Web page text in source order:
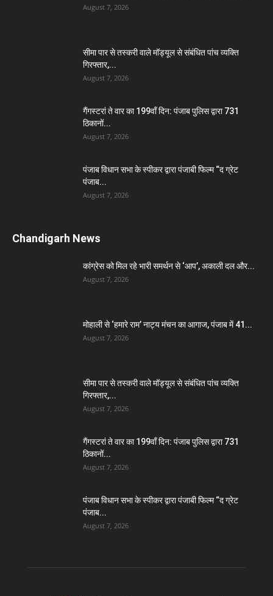
August 7, 2026
सीमा पार से तस्करी वाले मॉड्यूल से संबंधित पांच व्यक्ति
गिरफ्तार,...
August 7, 2026
गैंगस्टरां ते वार का 199वाँ दिन: पंजाब पुलिस द्वारा 731
ठिकानों...
August 7, 2026
पंजाब विधान सभा के स्पीकर द्वारा पंजाबी फिल्म “द ग्रेट
पंजाब...
August 7, 2026
Chandigarh News
कांग्रेस को मिल रहे भारी समर्थन से ‘आप’, अकाली दल और...
August 7, 2026
मोहाली से ‘हमारे राम’ नाट्य मंचन का आगाज, पंजाब में 41...
August 7, 2026
सीमा पार से तस्करी वाले मॉड्यूल से संबंधित पांच व्यक्ति
गिरफ्तार,...
August 7, 2026
गैंगस्टरां ते वार का 199वाँ दिन: पंजाब पुलिस द्वारा 731
ठिकानों...
August 7, 2026
पंजाब विधान सभा के स्पीकर द्वारा पंजाबी फिल्म “द ग्रेट
पंजाब...
August 7, 2026